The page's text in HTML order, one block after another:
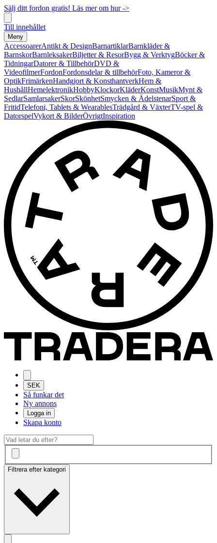
Sälj ditt fordon gratis! Läs mer om hur ->
Till innehållet
Meny
AccessoarerAntikt & DesignBarnartiklarBarnkläder &
BarnskorBarnleksakerBiljetter & ResorBygg & VerktygBöcker &
TidningarDatorer & TillbehörDVD &
VideofilmerFordonFordonsdelar & tillbehörFoto, Kameror &
OptikFrimärkenHandgjort & KonsthantverkHem &
HushållHemelektronikHobbyKlockorKläderKonstMusikMynt &
SedlarSamlarsakerSkorSkönhetSmycken & ÄdelstenarSport &
FritidTelefoni, Tablets & WearablesTrädgård & VäxterTV-spel &
DatorspelVykort & BilderÖvrigtInspiration
SEK
Så funkar det
Ny annons
Logga in
Skapa konto
Filtrera efter kategori